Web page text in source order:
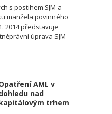
s postihem SJM a
manžela povinného
2014 představuje
úprava SJM
AML v
nad
trhem